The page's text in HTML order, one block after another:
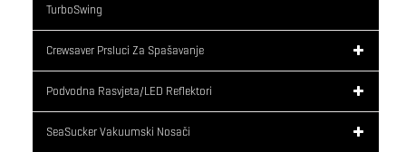
TurboSwing
Crewsaver Prsluci Za Spašavanje
Podvodna Rasvjeta/LED Reflektori
SeaSucker Vakuumski Nosači